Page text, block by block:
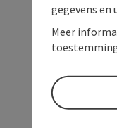
gegevens
Meer